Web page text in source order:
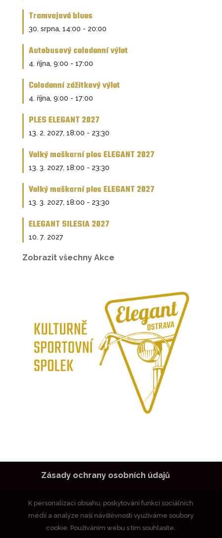
Tramvajové blues
30. srpna, 14:00 - 20:00
Autobusový celodenní výlet
4. října, 9:00 - 17:00
Celodenní zážitkový výlet
4. října, 9:00 - 17:00
PLES ELEGANT 2027
13. 2. 2027, 18:00 - 23:30
Velký maškarní ples ELEGANT 2027
13. 3. 2027, 18:00 - 23:30
Velký maškarní ples ELEGANT 2027
13. 3. 2027, 18:00 - 23:30
ELEGANT SILESIA 2027
10. 7. 2027
Zobrazit všechny Akce
Zásady ochrany osobních údajů
K personalizaci obsahu, poskytování funkcí sociálních
médií a analýze naší návštěvnosti využíváme soubory
cookie. Používáním webu s tím souhlasíte.